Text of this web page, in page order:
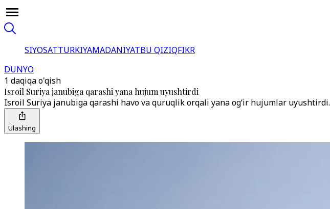
SIYOSATTURKIYAMADANIYATBU QIZIQFIKR
DUNYO
1 daqiqa o'qish
Isroil Suriya janubiga qarashi yana hujum uyushtirdi
Isroil Suriya janubiga qarashi havo va quruqlik orqali yana ogʻir hujumlar uyushtirdi.
Ulashing